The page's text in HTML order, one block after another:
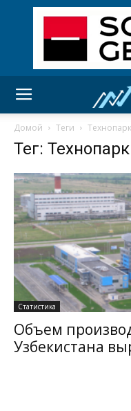
Домой Теги Технопарк
Тег: Технопарк
Статистика
Объем
Узбекистана